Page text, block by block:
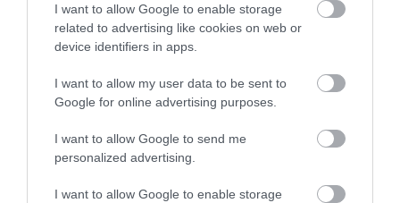
I want to allow Google to enable storage
related to advertising like cookies on web or
device identifiers in apps.
I want to allow my user data to be sent to
Google for online advertising purposes.
I want to allow Google to send me
personalized advertising.
I want to allow Google to enable storage